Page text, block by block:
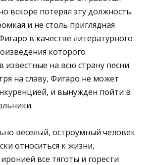
вскоре потерял эту должность.
и не столь приглядная
в качестве литературного
которого
известные на всю страну песни.
на славу, Фигаро не может
и вынужден пойти в
веселый, остроумный человек
относиться к жизни,
все тяготы и горести